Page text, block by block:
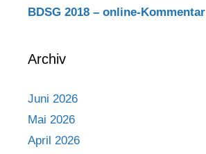
BDSG 2018 – online-Kommentar
Archiv
Juni 2026
Mai 2026
April 2026